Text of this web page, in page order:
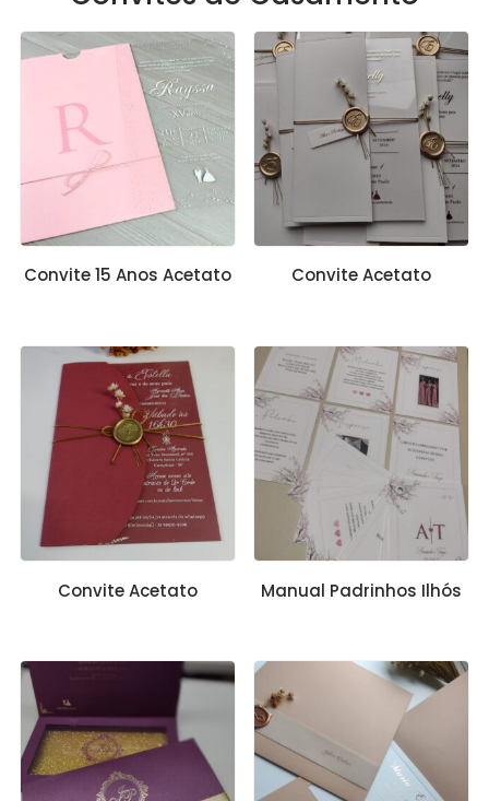
Convite 15 Anos Acetato Convite Acetato
Convite Acetato Manual Padrinhos Ilhós